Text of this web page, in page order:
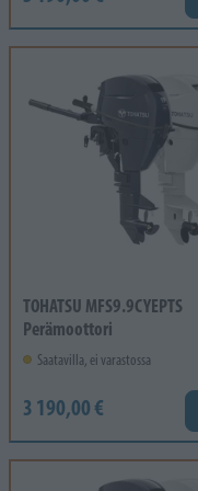
TOHATSU MFS9.9CYEPTS
Perämoottori
Saatavilla, ei varastossa
3 190,00 €